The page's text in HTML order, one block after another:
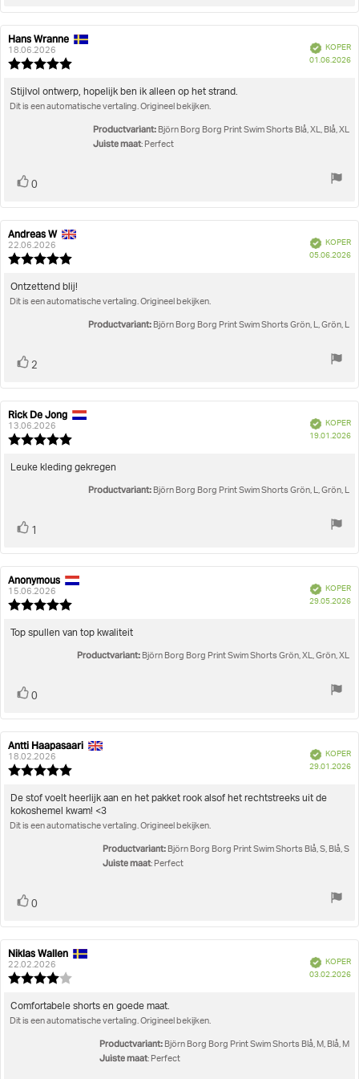
Auteur
van
deze
beoordeling:
Hans Wranne
18.06.2026
uit
Geverifieerd
KOPER
01.06.2026
Beoordelingstekst:
Stijlvol ontwerp, hopelijk ben ik alleen op het strand.
Dit is een automatische vertaling. Origineel bekijken.
Productvariant: Björn Borg Borg Print Swim Shorts Blå, XL, Blå, XL
Juiste maat: Perfect
Stem
0
Auteur
van
deze
beoordeling:
Andreas W
22.06.2026
uit
Geverifieerd
KOPER
05.06.2026
Beoordelingstekst:
Ontzettend blij!
Dit is een automatische vertaling. Origineel bekijken.
Productvariant: Björn Borg Borg Print Swim Shorts Grön, L, Grön, L
Stem
2
Auteur
van
deze
beoordeling:
Rick De Jong
13.06.2026
uit
sterren
Geverifieerd
KOPER
19.01.2026
Beoordelingstekst:
Leuke kleding gekregen
Productvariant: Björn Borg Borg Print Swim Shorts Grön, L, Grön, L
Stem
1
Auteur
van
deze
beoordeling:
Anonymous
15.06.2026
uit
sterren
Geverifieerd
KOPER
29.05.2026
Beoordelingstekst:
Top spullen van top kwaliteit
Productvariant: Björn Borg Borg Print Swim Shorts Grön, XL, Grön, XL
Stem
0
Auteur
van
deze
beoordeling:
Antti Haapasaari
18.02.2026
uit
5
sterren
Geverifieerd
KOPER
29.01.2026
Beoordelingstekst:
De stof voelt heerlijk aan en het pakket rook alsof het rechtstreeks uit de
kokoshemel kwam! <3
Dit is een automatische vertaling. Origineel bekijken.
Productvariant: Björn Borg Borg Print Swim Shorts Blå, S, Blå, S
Juiste maat: Perfect
Stem
0
Auteur
van
deze
beoordeling:
Niklas Wallen
22.02.2026
uit
Geverifieerd
KOPER
03.02.2026
Beoordelingstekst:
Comfortabele shorts en goede maat.
Dit is een automatische vertaling. Origineel bekijken.
Productvariant: Björn Borg Borg Print Swim Shorts Blå, M, Blå, M
Juiste maat: Perfect